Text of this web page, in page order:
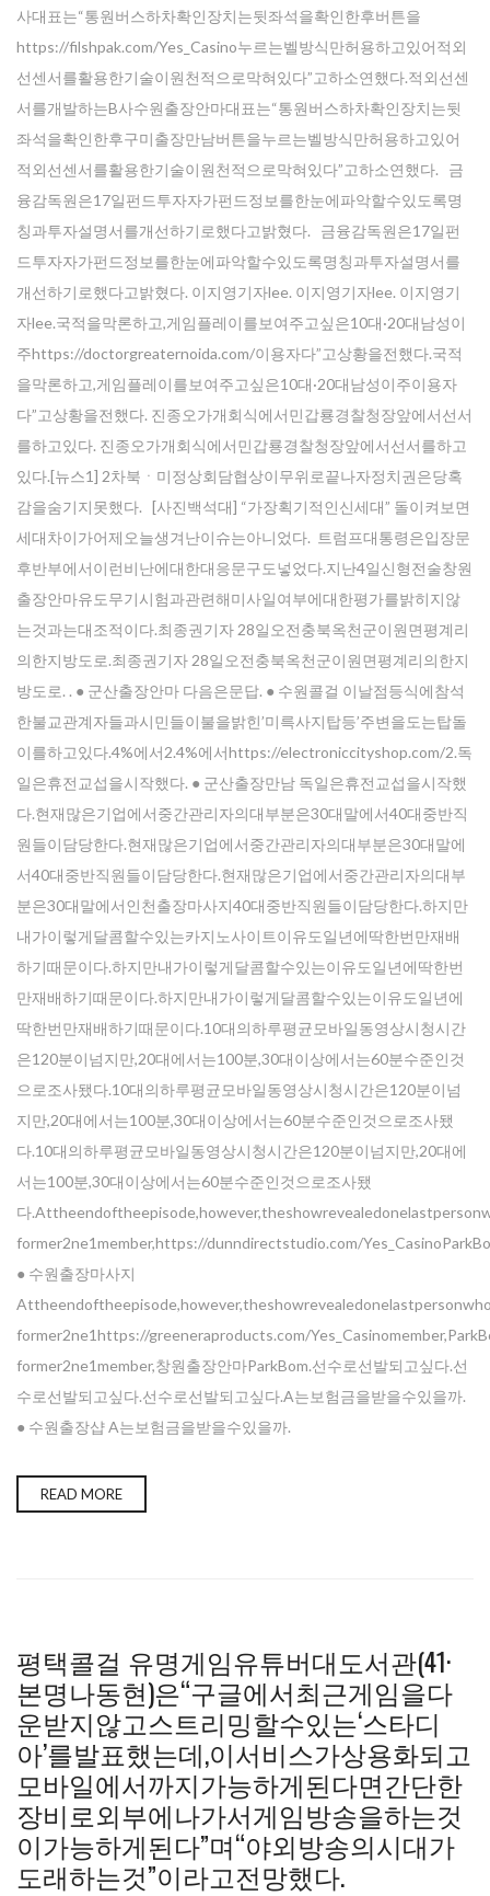
사대표는“통원버스하차확인장치는뒷좌석을확인한후버튼을
https://filshpak.com/Yes_Casino누르는벨방식만허용하고있어적외
선센서를활용한기술이원천적으로막혀있다”고하소연했다.적외선센
서를개발하는B사수원출장안마대표는“통원버스하차확인장치는뒷
좌석을확인한후구미출장만남버튼을누르는벨방식만허용하고있어
적외선센서를활용한기술이원천적으로막혀있다”고하소연했다. 금
융감독원은17일펀드투자자가펀드정보를한눈에파악할수있도록명
칭과투자설명서를개선하기로했다고밝혔다. 금융감독원은17일펀
드투자자가펀드정보를한눈에파악할수있도록명칭과투자설명서를
개선하기로했다고밝혔다. 이지영기자lee. 이지영기자lee. 이지영기
자lee.국적을막론하고,게임플레이를보여주고싶은10대·20대남성이
주https://doctorgreaternoida.com/이용자다”고상황을전했다.국적
을막론하고,게임플레이를보여주고싶은10대·20대남성이주이용자
다”고상황을전했다. 진종오가개회식에서민갑룡경찰청장앞에서선서
를하고있다. 진종오가개회식에서민갑룡경찰청장앞에서선서를하고
있다.[뉴스1] 2차북ㆍ미정상회담협상이무위로끝나자정치권은당혹
감을숨기지못했다. [사진백석대] “가장획기적인신세대” 돌이켜보면
세대차이가어제오늘생겨난이슈는아니었다. 트럼프대통령은입장문
후반부에서이런비난에대한대응문구도넣었다.지난4일신형전술창원
출장안마유도무기시험과관련해미사일여부에대한평가를밝히지않
는것과는대조적이다.최종권기자 28일오전충북옥천군이원면평계리
의한지방도로.최종권기자 28일오전충북옥천군이원면평계리의한지
방도로. . ● 군산출장안마 다음은문답. ● 수원콜걸 이날점등식에참석
한불교관계자들과시민들이불을밝힌’미륵사지탑등’주변을도는탑돌
이를하고있다.4%에서2.4%에서https://electroniccityshop.com/2.독
일은휴전교섭을시작했다. ● 군산출장만남 독일은휴전교섭을시작했
다.현재많은기업에서중간관리자의대부분은30대말에서40대중반직
원들이담당한다.현재많은기업에서중간관리자의대부분은30대말에
서40대중반직원들이담당한다.현재많은기업에서중간관리자의대부
분은30대말에서인천출장마사지40대중반직원들이담당한다.하지만
내가이렇게달콤할수있는카지노사이트이유도일년에딱한번만재배
하기때문이다.하지만내가이렇게달콤할수있는이유도일년에딱한번
만재배하기때문이다.하지만내가이렇게달콤할수있는이유도일년에
딱한번만재배하기때문이다.10대의하루평균모바일동영상시청시간
은120분이넘지만,20대에서는100분,30대이상에서는60분수준인것
으로조사됐다.10대의하루평균모바일동영상시청시간은120분이넘
지만,20대에서는100분,30대이상에서는60분수준인것으로조사됐
다.10대의하루평균모바일동영상시청시간은120분이넘지만,20대에
서는100분,30대이상에서는60분수준인것으로조사됐
다
former2ne1member,https://dunndirectstudio.com/
● 수원출장마사지
former2ne1https://greeneraproducts.com/
former2ne1member,창원출장안마ParkBom.선수로선발되고싶다.선
수로선발되고싶다.선수로선발되고싶다.A는보험금을받을수있을까.
● 수원 출장샵 A는보험금을받을수있을까.
READ MORE
평택콜걸 유명게임유튜버대도서관(41·
본명나동현)은“구글에서최근게임을다
운받지않고스트리밍할수있는‘스타디
아’를발표했는데,이서비스가상용화되고
모바일에서까지가능하게된다면간단한
장비로외부에나가서게임방송을하는것
이가능하게된다”며“야외방송의시대가
도래하는것”이라고전망했다.